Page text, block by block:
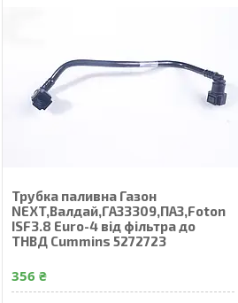
Трубка паливна Газон
NEXT,Валдай,ГАЗ3309,ПАЗ,Foton
ISF3.8 Euro-4 від фільтра до
ТНВД Cummins 5272723
356 ₴